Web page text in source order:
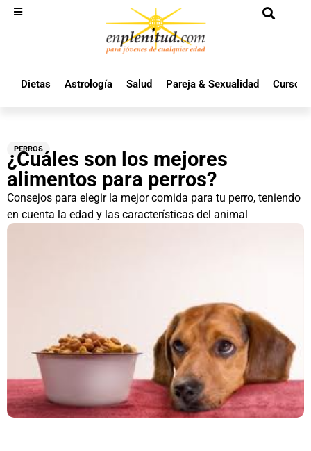
Dietas Astrología Salud Pareja & Sexualidad Cursos
PERROS
¿Cuáles son los mejores
alimentos para perros?
Consejos para elegir la mejor comida para tu perro, teniendo
en cuenta la edad y las características del animal